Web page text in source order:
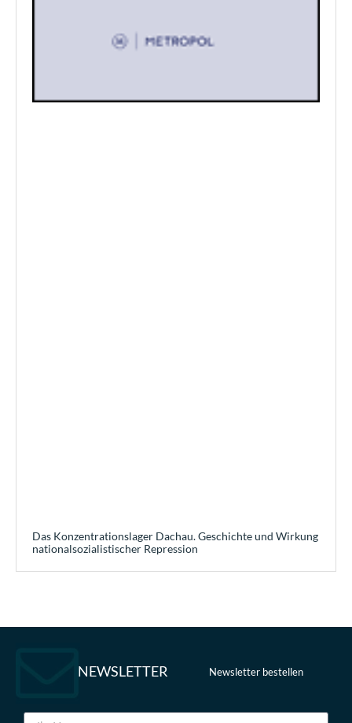
Das Konzentrationslager Dachau. Geschichte und Wirkung
nationalsozialistischer Repression
NEWSLETTER Newsletter bestellen